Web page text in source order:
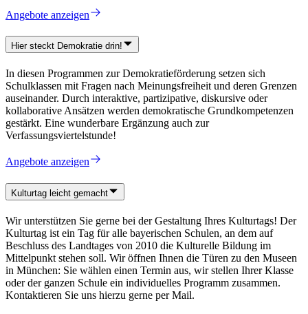
Angebote anzeigen
Hier steckt Demokratie drin!
In diesen Programmen zur Demokratieförderung setzen sich
Schulklassen mit Fragen nach Meinungsfreiheit und deren Grenzen
auseinander. Durch interaktive, partizipative, diskursive oder
kollaborative Ansätzen werden demokratische Grundkompetenzen
gestärkt. Eine wunderbare Ergänzung auch zur
Verfassungsviertelstunde!
Angebote anzeigen
Kulturtag leicht gemacht
Wir unterstützen Sie gerne bei der Gestaltung Ihres Kulturtags! Der
Kulturtag ist ein Tag für alle bayerischen Schulen, an dem auf
Beschluss des Landtages von 2010 die Kulturelle Bildung im
Mittelpunkt stehen soll. Wir öffnen Ihnen die Türen zu den Museen
in München: Sie wählen einen Termin aus, wir stellen Ihrer Klasse
oder der ganzen Schule ein individuelles Programm zusammen.
Kontaktieren Sie uns hierzu gerne per Mail.